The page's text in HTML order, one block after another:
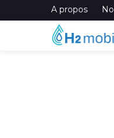
A propos